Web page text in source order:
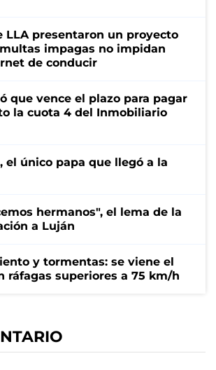
LLA presentaron un proyecto
impagas no impidan
de conducir
que vence el plazo para pagar
la cuota 4 del Inmobiliario
el único papa que llegó a la
hermanos", el lema de la
a Luján
y tormentas: se viene el
ráfagas superiores a 75 km/h